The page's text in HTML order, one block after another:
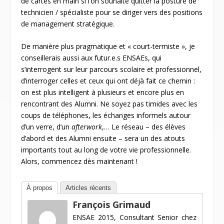
technicien / spécialiste pour se diriger vers des positions
de management stratégique.
De manière plus pragmatique et « court-termiste », je
conseillerais aussi aux futur.e.s ENSAEs, qui
s’interrogent sur leur parcours scolaire et professionnel,
d’interroger celles et ceux qui ont déjà fait ce chemin :
on est plus intelligent à plusieurs et encore plus en
rencontrant des Alumni. Ne soyez pas timides avec les
coups de téléphones, les échanges informels autour
d’un verre, d’unafterwork,… Le réseau – des élèves
d’abord et des Alumni ensuite – sera un des atouts
importants tout au long de votre vie professionnelle.
Alors, commencez dès maintenant !
À propos Articles récents
François Grimaud
ENSAE 2015, Consultant Senior chez